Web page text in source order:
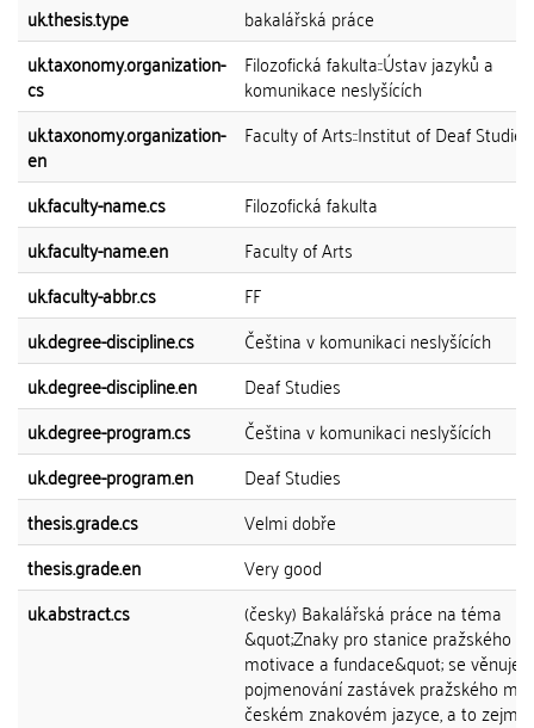
uk.thesis.type
bakalářská práce
uk.taxonomy.organization-
cs
Filozofická fakulta::Ústav jazyků a
komunikace neslyšících
uk.taxonomy.organization-
en
Faculty of Arts::Institut of Deaf Studies
uk.faculty-name.cs
Filozofická fakulta
uk.faculty-name.en
Faculty of Arts
uk.faculty-abbr.cs
FF
uk.degree-discipline.cs
Čeština v komunikaci neslyšících
uk.degree-discipline.en
Deaf Studies
uk.degree-program.cs
Čeština v komunikaci neslyšících
uk.degree-program.en
Deaf Studies
thesis.grade.cs
Velmi dobře
thesis.grade.en
Very good
uk.abstract.cs
(česky) Bakalářská práce na téma
&quot;Znaky pro stanice pražského
motivace a fundace&quot; se věnuje
pojmenování zastávek pražského
českém znakovém jazyce, a to